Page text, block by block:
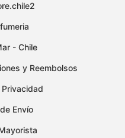
- Chile
y Reembolsos
Envío